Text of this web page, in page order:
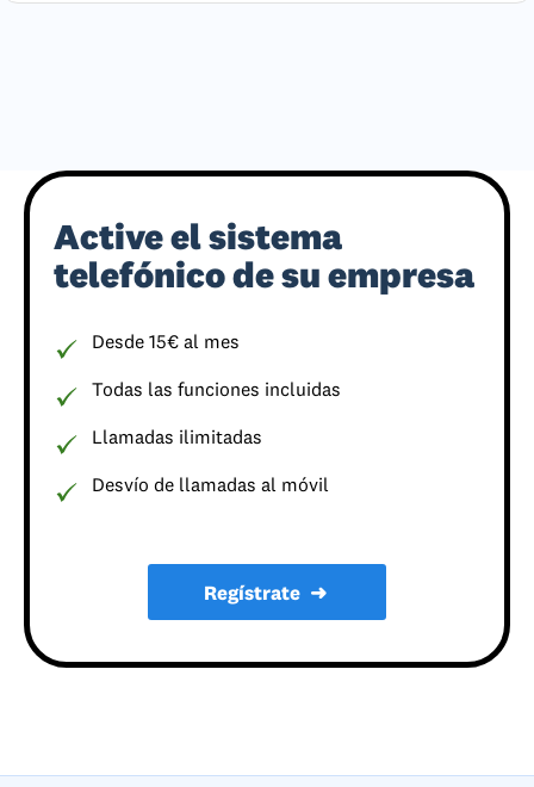
Active el sistema
telefónico de su empresa
Desde 15€ al mes
Todas las funciones incluidas
Llamadas ilimitadas
Desvío de llamadas al móvil
➜